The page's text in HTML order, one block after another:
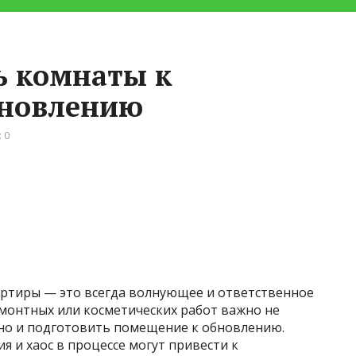
комнаты к
0
— это всегда волнующее и ответственное
или косметических работ важно не
и подготовить помещение к обновлению.
и хаос в процессе могут привести к